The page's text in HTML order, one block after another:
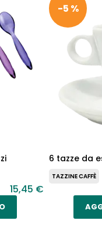
15,45 €
-5 %
6 tazze da
TAZZINE CAFFÈ